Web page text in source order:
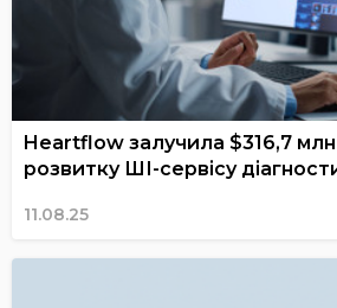
Heartflow залучила $316,7
розвитку ШІ-сервісу
11.08.25